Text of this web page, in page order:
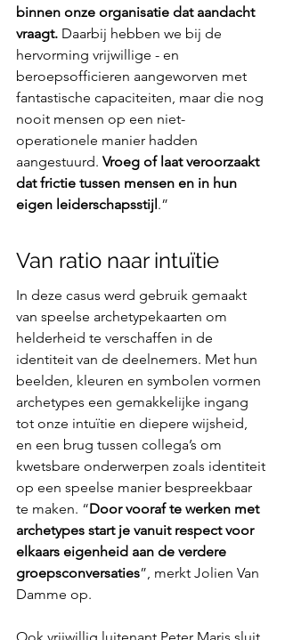
binnen onze organisatie dat aandacht
vraagt. Daarbij hebben we bij de
hervorming vrijwillige - en
beroepsofficieren aangeworven met
fantastische capaciteiten, maar die nog
nooit mensen op een niet-
operationele manier hadden
aangestuurd. Vroeg of laat veroorzaakt
dat frictie tussen mensen en in hun
eigen leiderschapsstijl.”
Van ratio naar intuïtie
In deze casus werd gebruik gemaakt
van speelse archetypekaarten om
helderheid te verschaffen in de
identiteit van de deelnemers. Met hun
beelden, kleuren en symbolen vormen
archetypes een gemakkelijke ingang
tot onze intuïtie en diepere wijsheid,
en een brug tussen collega’s om
kwetsbare onderwerpen zoals identiteit
op een speelse manier bespreekbaar
te maken. “Door vooraf te werken met
archetypes start je vanuit respect voor
elkaars eigenheid aan de verdere
groepsconversaties”, merkt Jolien Van
Damme op.